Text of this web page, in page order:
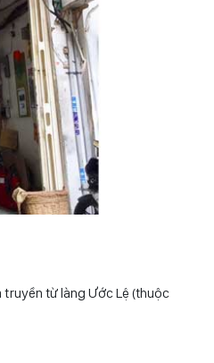
từ làng Ước Lệ (thuộc